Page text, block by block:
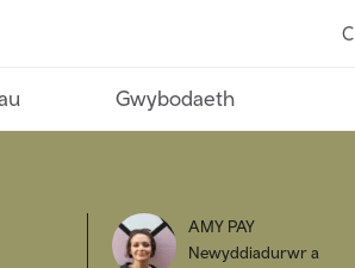
Gwybodaeth
AMY PAY
Newyddiadurwr a